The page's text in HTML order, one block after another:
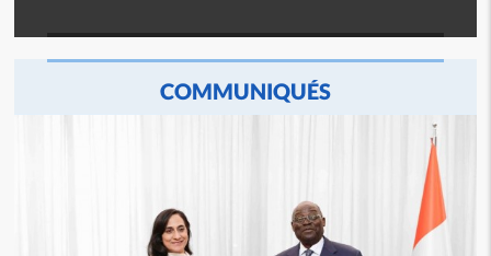
COMMUNIQUÉS